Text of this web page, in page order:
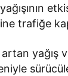
trafiğe
yağış